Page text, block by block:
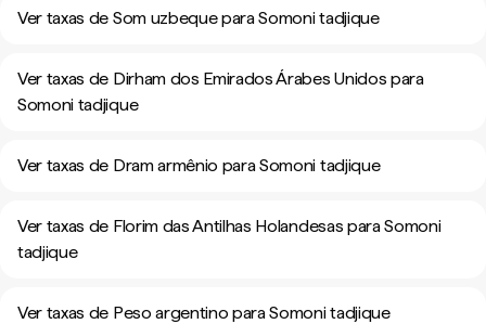
Ver taxas de Som uzbeque para Somoni tadjique
Ver taxas de Dirham dos Emirados Árabes Unidos para
Somoni tadjique
Ver taxas de Dram armênio para Somoni tadjique
Ver taxas de Florim das Antilhas Holandesas para Somoni
tadjique
Ver taxas de Peso argentino para Somoni tadjique